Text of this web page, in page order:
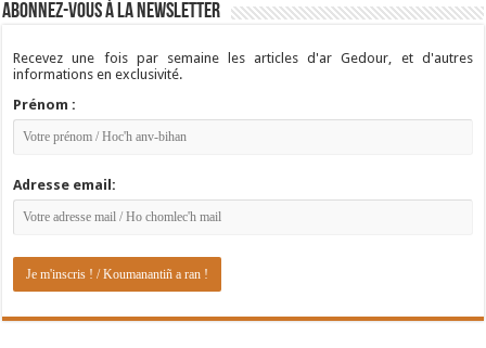
Abonnez-vous à la newsletter
Recevez une fois par semaine les articles d'ar Gedour, et d'autres
informations en exclusivité.
Prénom :
Adresse email: